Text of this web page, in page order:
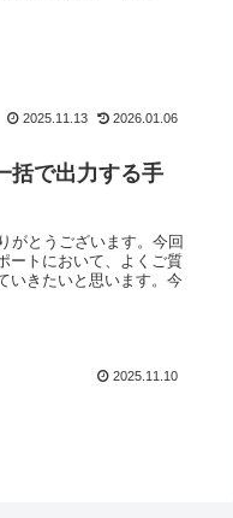
2025.11.13 2026.01.06
括で出力する手
がとうございます。今回
ートにおいて、よくご質
いきたいと思います。今
2025.11.10